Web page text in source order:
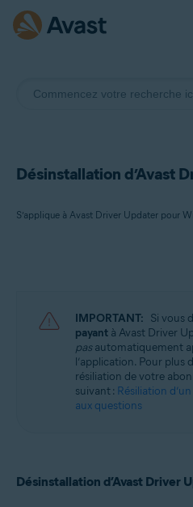
Désinstallation d’Avast
S’applique à Avast Driver Updater pour
Systèmes d'exploitation:
Microsoft Windows 11 Famille/Pro/
Microsoft Windows 10 Famille/Pro/
Microsoft Windows 8.1/
Microsoft Windows 8/Professionnel/
Microsoft Windows 7 Édition
IMPORTANT: Si vous
payant à Avast Driver
pasautomatiquement
l’application. Pour plus
résiliation de votre
suivant : Résiliation
aux questions
Désinstallation d’Avast Driver